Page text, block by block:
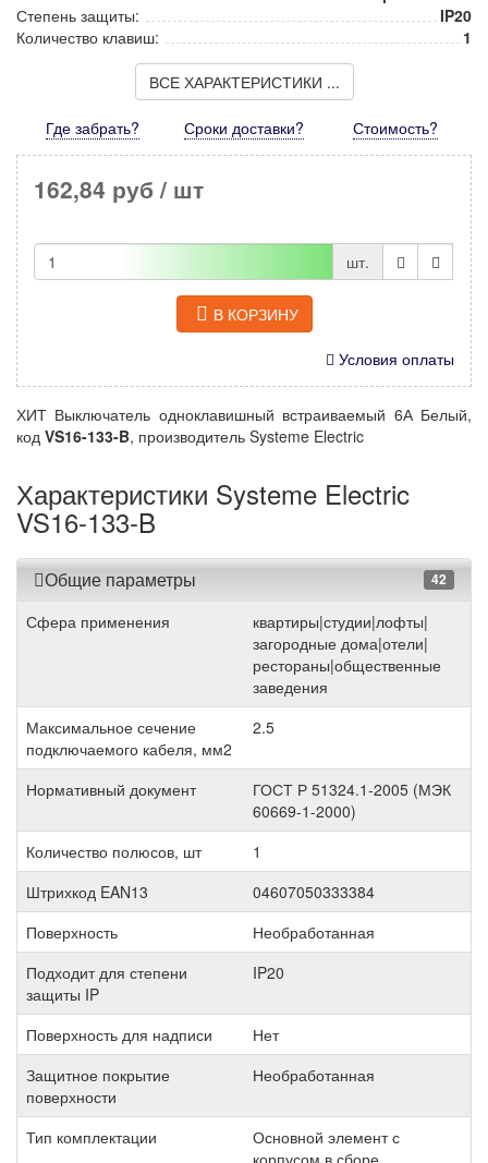
Степень защиты:
IP20
Количество клавиш:
1
ВСЕ ХАРАКТЕРИСТИКИ ...
Где забрать? Сроки доставки? Стоимость?
162,84 руб / шт
шт.
В КОРЗИНУ
Условия оплаты
ХИТ Выключатель одноклавишный встраиваемый 6А Белый,
код VS16-133-B, производитель Systeme Electric
Характеристики Systeme Electric
VS16-133-B
Общие параметры 42
Сфера применения
квартиры|студии|лофты|
загородные дома|отели|
рестораны|общественные
заведения
Максимальное сечение
подключаемого кабеля, мм2
2.5
Нормативный документ
ГОСТ Р 51324.1-2005 (МЭК
60669-1-2000)
Количество полюсов, шт
1
Штрихкод EAN13
04607050333384
Поверхность
Необработанная
Подходит для степени
защиты IP
IP20
Поверхность для надписи
Нет
Защитное покрытие
поверхности
Необработанная
Тип комплектации
Основной элемент с
корпусом в сборе